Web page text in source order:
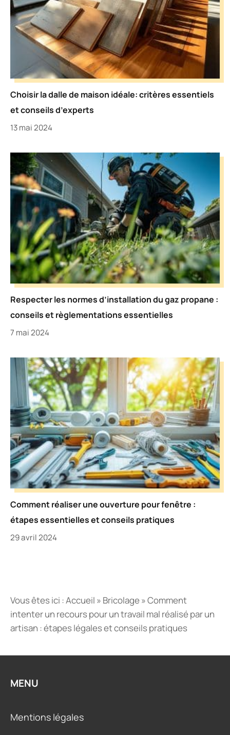
Choisir la dalle de maison idéale: critères essentiels
et conseils d’experts
13 mai 2024
Respecter les normes d’installation du gaz propane :
conseils et règlementations essentielles
7 mai 2024
Comment réaliser une ouverture pour fenêtre :
étapes essentielles et conseils pratiques
29 avril 2024
Vous êtes ici :Accueil » Bricolage»Comment
intenter un recours pour un travail mal réalisé par un
artisan : étapes légales et conseils pratiques
MENU
Mentions légales